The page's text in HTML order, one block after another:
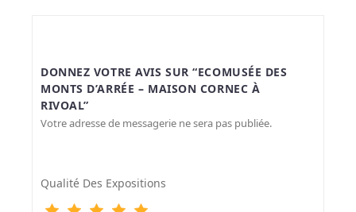
DONNEZ VOTRE AVIS SUR “ECOMUSÉE DES
MONTS D’ARRÉE – MAISON CORNEC À
RIVOAL”
Votre adresse de messagerie ne sera pas publiée.
Qualité Des Expositions